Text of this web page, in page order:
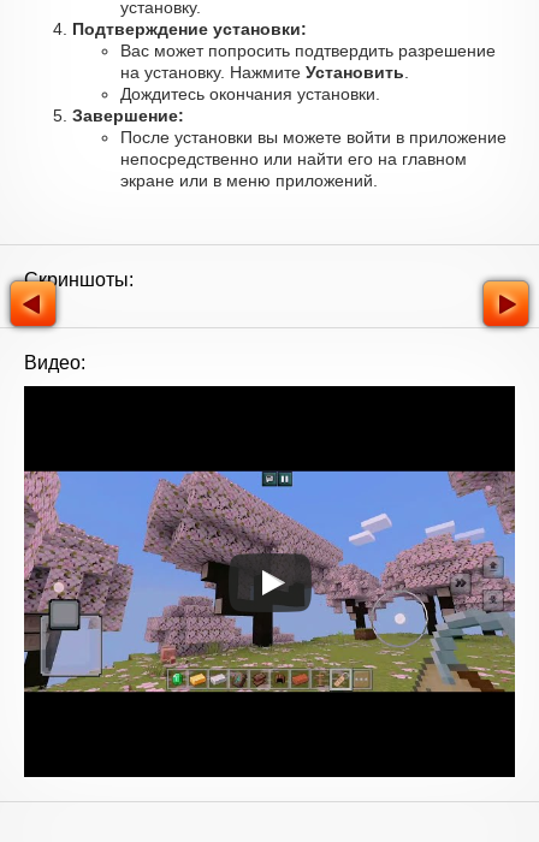
установку.
Подтверждение установки:
Вас может попросить подтвердить разрешение
на установку. Нажмите Установить
Дождитесь окончания установки.
Завершение:
После установки вы можете войти в приложение
непосредственно или найти его на главном
экране или в меню приложений.
Скриншоты:
Видео: